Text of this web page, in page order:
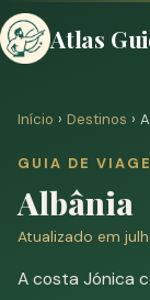
Atlas
Início › Destinos ›
GUIA DE
Albânia
Atualizado em
A costa Jónica